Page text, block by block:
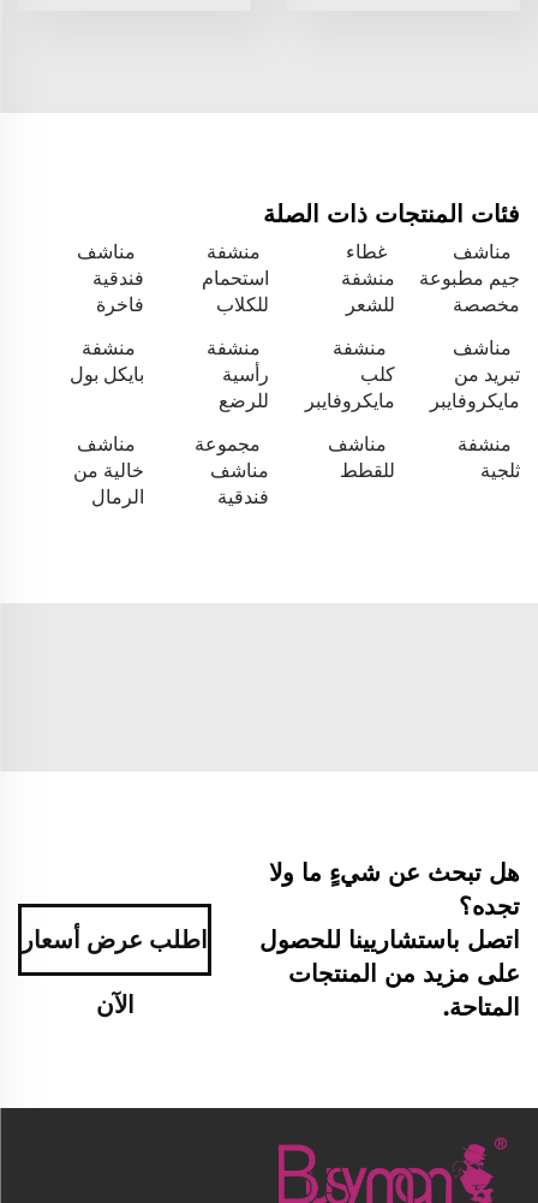
فئات المنتجات ذات الصلة
مناشف
جيم مطبوعة
مخصصة
غطاء
منشفة
للشعر
منشفة
استحمام
للكلاب
مناشف
فندقية
فاخرة
مناشف
تبريد من
مايكروفايبر
منشفة
كلب
مايكروفايبر
منشفة
رأسية
للرضع
منشفة
بايكل بول
منشفة
ثلجية
مناشف
للقطط
مجموعة
مناشف
فندقية
مناشف
خالية من
الرمال
هل تبحث عن شيءٍ ما ولا
تجده؟
اتصل باستشاريينا للحصول
على مزيد من المنتجات
المتاحة.
اطلب عرض أسعار
الآن